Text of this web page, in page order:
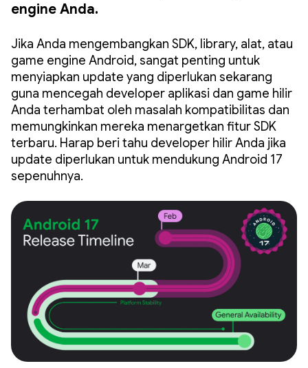
engine Anda.
Jika Anda mengembangkan SDK, library, alat, atau
game engine Android, sangat penting untuk
menyiapkan update yang diperlukan sekarang
guna mencegah developer aplikasi dan game hilir
Anda terhambat oleh masalah kompatibilitas dan
memungkinkan mereka menargetkan fitur SDK
terbaru. Harap beri tahu developer hilir Anda jika
update diperlukan untuk mendukung Android 17
sepenuhnya.